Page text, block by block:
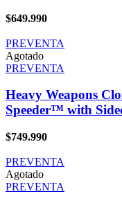
$649.990
PREVENTA
Agotado
PREVENTA
Heavy Weapons
Speeder™ with
$749.990
PREVENTA
Agotado
PREVENTA